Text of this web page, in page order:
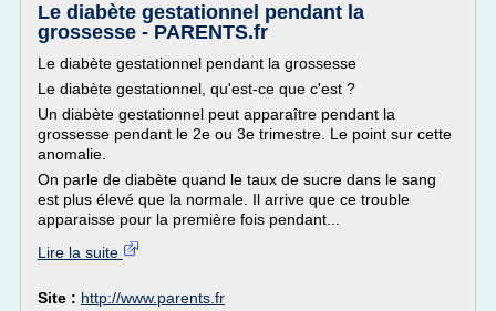
Le diabète gestationnel pendant la
grossesse - PARENTS.fr
Le diabète gestationnel pendant la grossesse
Le diabète gestationnel, qu'est-ce que c'est ?
Un diabète gestationnel peut apparaître pendant la
grossesse pendant le 2e ou 3e trimestre. Le point sur cette
anomalie.
On parle de diabète quand le taux de sucre dans le sang
est plus élevé que la normale. Il arrive que ce trouble
apparaisse pour la première fois pendant...
Lire la suite
Site : http://www.parents.fr